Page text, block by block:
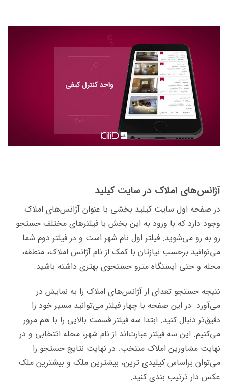
آژانس‌های املاک در سایت کیلید
در صفحه اول سایت کیلید بخشی با عنوان آژانس‌های املاک
وجود دارد که با ورود به این بخش با فیلترهای مختلف جستجو
رو به رو می‌شوید. فیلتر اول نام شهر است و در فیلتر دوم شما
می‌توانید برحسب نیازتان با کمک از نام آژانس املاک، منطقه،
محله و حتی ایستگاه مترو جستجوی بهتری داشته باشید.
نتیجه جستجو تعدای از آژانس‌های املاک را به نمایش در
می‌آورد. در این صفحه با چهار فیلتر می‌توانید مسیر خود را
دقیق‌تر دنبال کنید. ابتدا سه فیلتر قسمت بالایی را با هم مرور
می‌کنیم. این سه فیلتر عبارت‌اند از نام شهر، محله انتخابی و در
نهایت مشاورین املاک منتخب. در نهایت نتایج جستجو را
می‌توان براساس کیلیدی ترین، بیشترین ملک و بیشترین ملک
عکس دار ترتیب بندی کنید.